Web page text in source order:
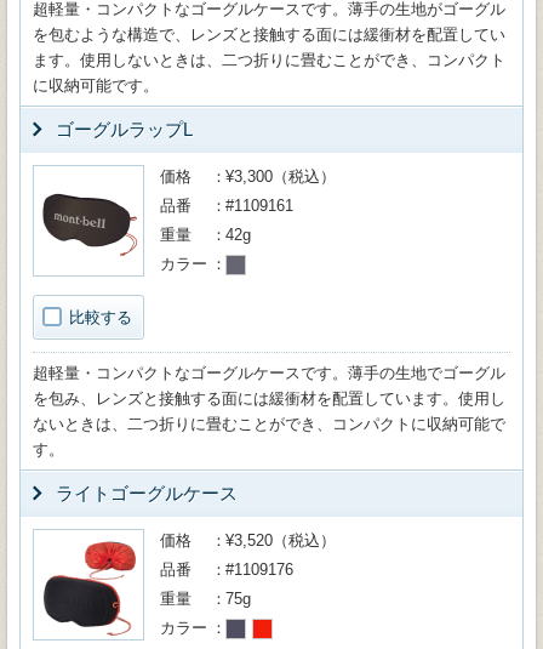
超軽量・コンパクトなゴーグルケースです。薄手の生地がゴーグル
を包むような構造で、レンズと接触する面には緩衝材を配置してい
ます。使用しないときは、二つ折りに畳むことができ、コンパクト
に収納可能です。
ゴーグルラップL
比較する
価格
¥3,300（税込）
品番
#1109161
重量
42g
カラー
超軽量・コンパクトなゴーグルケースです。薄手の生地でゴーグル
を包み、レンズと接触する面には緩衝材を配置しています。使用し
ないときは、二つ折りに畳むことができ、コンパクトに収納可能で
す。
ライトゴーグルケース
価格
¥3,520（税込）
品番
#1109176
重量
75g
カラー